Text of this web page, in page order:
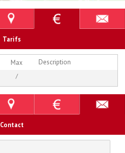
Tarifs
Max Description
/
Contact